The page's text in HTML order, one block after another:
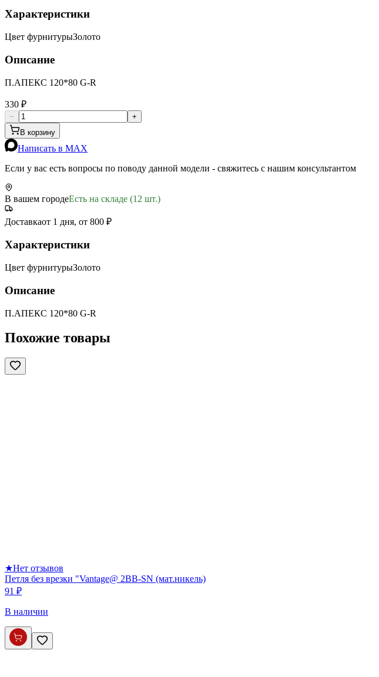
Характеристики
Цвет фурнитурыЗолото
Описание
П.АПЕКС 120*80 G-R
330 ₽
−
+
В корзину
Написать в MAX
Если у вас есть вопросы по поводу данной модели - свяжитесь с нашим консультантом
В вашем городеЕсть на складе (12 шт.)
Доставкаот 1 дня, от 800 ₽
Характеристики
Цвет фурнитурыЗолото
Описание
П.АПЕКС 120*80 G-R
Похожие товары
★Нет отзывов
Петля без врезки "Vantage@ 2BB-SN (мат.никель)
91 ₽
В наличии